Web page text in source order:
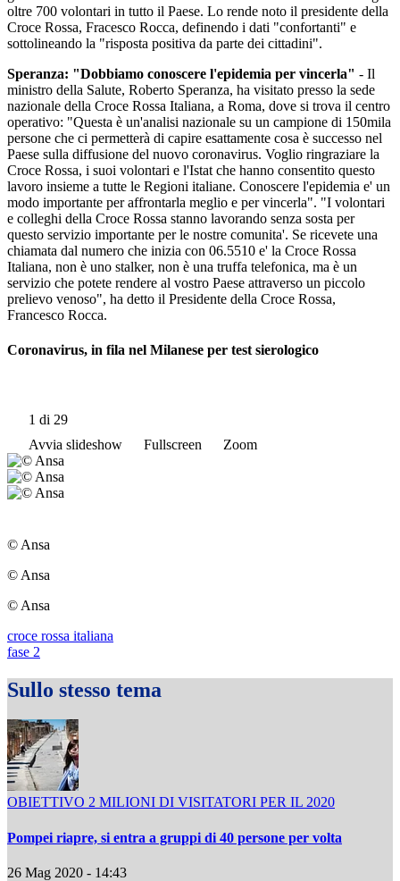
oltre 700 volontari in tutto il Paese. Lo rende noto il presidente della
Croce Rossa, Fracesco Rocca, definendo i dati "confortanti" e
sottolineando la "risposta positiva da parte dei cittadini".
Speranza: "Dobbiamo conoscere l'epidemia per vincerla" - Il
ministro della Salute, Roberto Speranza, ha visitato presso la sede
nazionale della Croce Rossa Italiana, a Roma, dove si trova il centro
operativo: "Questa è un'analisi nazionale su un campione di 150mila
persone che ci permetterà di capire esattamente cosa è successo nel
Paese sulla diffusione del nuovo coronavirus. Voglio ringraziare la
Croce Rossa, i suoi volontari e l'Istat che hanno consentito questo
lavoro insieme a tutte le Regioni italiane. Conoscere l'epidemia e' un
modo importante per affrontarla meglio e per vincerla". "I volontari
e colleghi della Croce Rossa stanno lavorando senza sosta per
questo servizio importante per le nostre comunita'. Se ricevete una
chiamata dal numero che inizia con 06.5510 e' la Croce Rossa
Italiana, non è uno stalker, non è una truffa telefonica, ma è un
servizio che potete rendere al vostro Paese attraverso un piccolo
prelievo venoso", ha detto il Presidente della Croce Rossa,
Francesco Rocca.
Coronavirus, in fila nel Milanese per test sierologico
1 di 29
Avvia slideshow
Fullscreen Zoom
© Ansa
© Ansa
© Ansa
croce rossa italiana
fase 2
Sullo stesso tema
OBIETTIVO 2 MILIONI DI VISITATORI PER IL 2020
Pompei riapre, si entra a gruppi di 40 persone per volta
26 Mag 2020 - 14:43